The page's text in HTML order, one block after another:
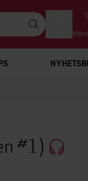
#1)